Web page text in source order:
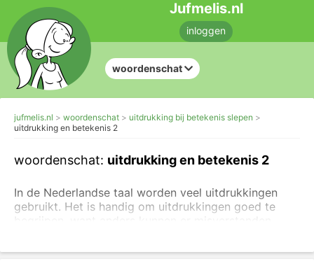
Jufmelis.nl
inloggen
woordenschat
jufmelis.nl woordenschat
uitdrukking bij betekenis slepen
uitdrukking en betekenis 2
woordenschat: uitdrukking en betekenis 2
In de Nederlandse taal worden veel uitdrukkingen
gebruikt. Het is handig om uitdrukkingen goed te